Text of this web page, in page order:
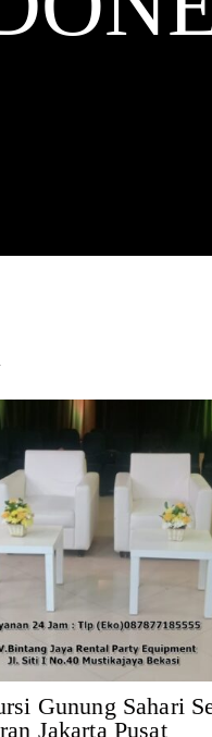
Gunung Sahari
Jakarta Pusat